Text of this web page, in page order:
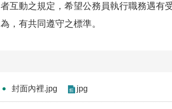
者互動之規定，希望公務員執行職務遇有
為，有共同遵守之標準。
封面內裡.jpg jpg